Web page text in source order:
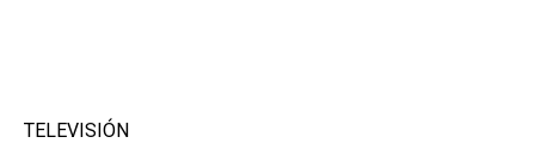
TELEVISIÓN